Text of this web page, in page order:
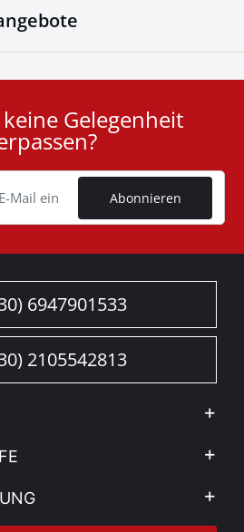
Gelegenheit
Abonnieren
6947901533
2105542813